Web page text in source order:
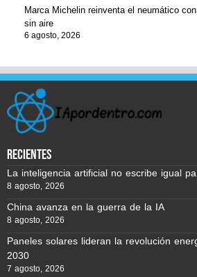
Marca Michelin reinventa el neumático
sin aire
6 agosto, 2026
recientes
La inteligencia artificial no escribe igual
8 agosto, 2026
China avanza en la guerra de la IA
8 agosto, 2026
Paneles solares lideran la revolución
2030
7 agosto, 2026